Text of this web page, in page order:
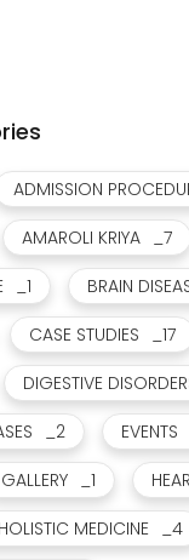
ADMISSION
AMAROLI KRIYA
_7
_1 BRAIN
CASE STUDIES
_17
DIGESTIVE
_2 EVENTS
GALLERY _1
HOLISTIC MEDICINE
_4